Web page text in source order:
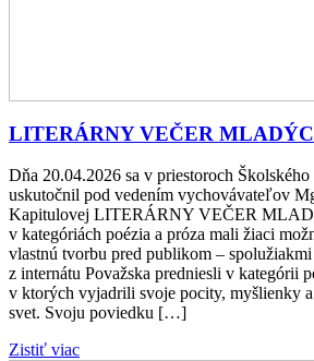
LITERÁRNY VEČER
Dňa 20.04.2026 sa v priestoroch
uskutočnil pod vedením vychovávateľov
Kapitulovej LITERÁRNY VEČER
v kategóriách poézia a próza mali žiaci
vlastnú tvorbu pred publikom –
z internátu Považska predniesli v kategórii
v ktorých vyjadrili svoje pocity, myšlienky
svet. Svoju poviedku […]
Zistiť viac